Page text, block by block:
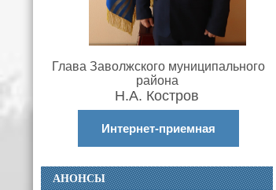
Глава Заволжского муниципального
района
Н.А. Костров
Интернет-приемная
АНОНСЫ